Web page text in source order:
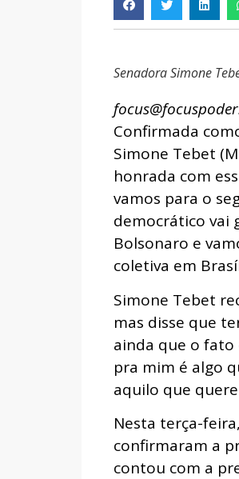
Senadora Simone
Confirmada
Simone Tebet
honrada com
vamos para o
democrático vai
Bolsonaro e
coletiva em
Simone Tebet
mas disse que
ainda que o fato
pra mim é algo
aquilo que
Nesta terça-
confirmaram a
contou com a